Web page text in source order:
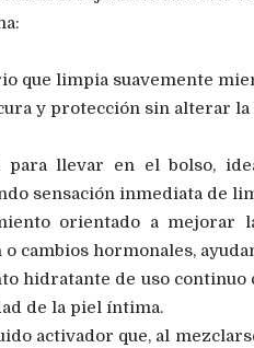
que limpia suavemente
y protección sin alterar la
llevar en el bolso,
sensación inmediata de
orientado a mejorar
cambios hormonales,
hidratante de uso continuo
de la piel íntima.
activador que, al